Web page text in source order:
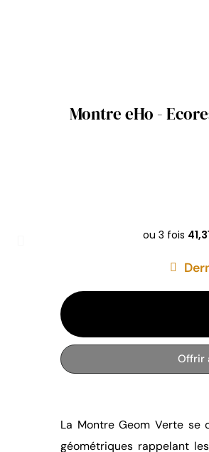
Montre eHo -
Offrir
La Montre Geom Verte
géométriques rappelant